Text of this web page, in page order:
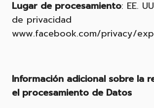
Lugar de procesamiento: EE.
de privacidad
www.facebook.com/privacy/
Información adicional sobre la
el procesamiento de Datos